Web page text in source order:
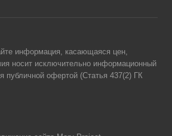
информация, касающаяся цен,
носит исключительно информационный
публичной офертой (Статья 437(2) ГК